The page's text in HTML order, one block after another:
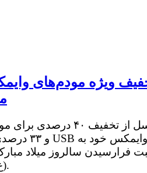
ویژه مودم‌های
ایرانسل از تخفیف ۴۰
فرارسیدن سالروز میلاد
(ع) و روز پدر خبر داد.